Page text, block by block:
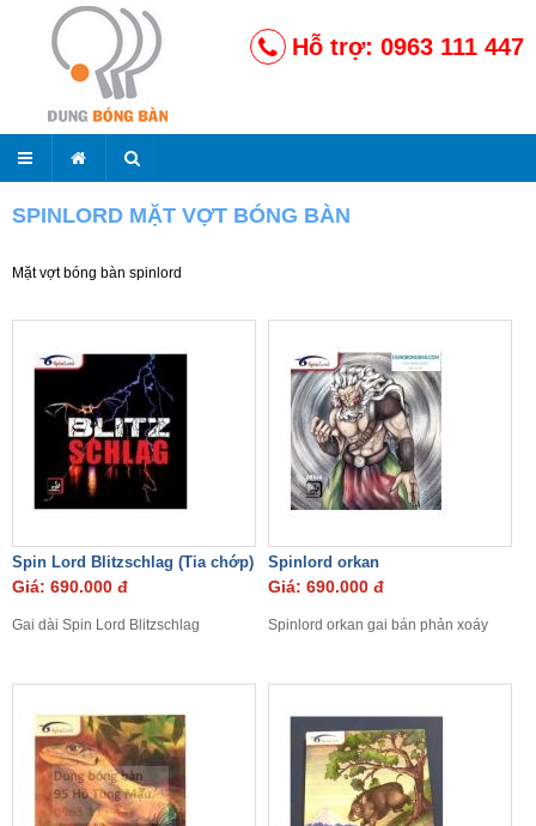
Hỗ trợ: 0963 111 447
SPINLORD MẶT VỢT BÓNG BÀN
Mặt vợt bóng bàn spinlord
Spin Lord Blitzschlag (Tia chớp)
Giá: 690.000 đ
Gai dài Spin Lord Blitzschlag
Spinlord orkan
Giá: 690.000 đ
Spinlord orkan gai bán phản xoáy